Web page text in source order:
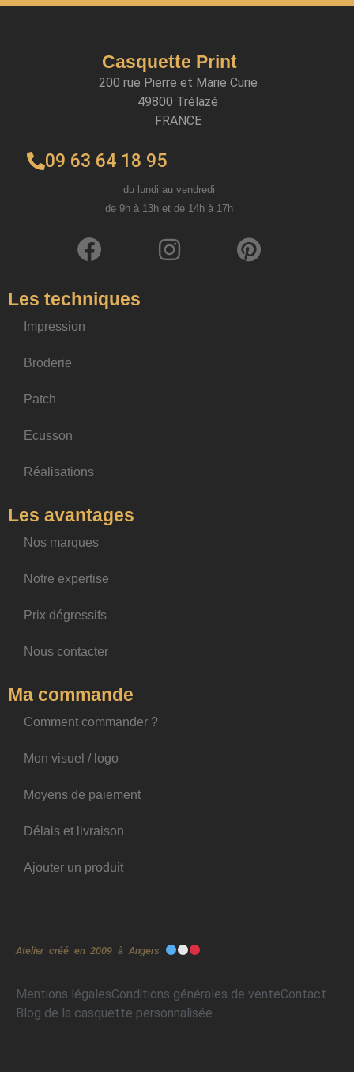
Casquette Print
200 rue Pierre et Marie Curie
49800 Trélazé
FRANCE
09 63 64 18 95
du lundi au vendredi
de 9h à 13h et de 14h à 17h
Les techniques
Impression
Broderie
Patch
Ecusson
Réalisations
Les avantages
Nos marques
Notre expertise
Prix dégressifs
Nous contacter
Ma commande
Comment commander ?
Mon visuel / logo
Moyens de paiement
Délais et livraison
Ajouter un produit
Atelier créé en 2009 à Angers
Mentions légalesConditions générales de venteContact
Blog de la casquette personnalisée